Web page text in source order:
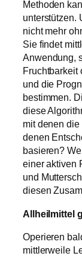
Methoden
unterstützen.
nicht mehr
Sie findet
Anwendung,
Fruchtbarkeit
und die
bestimmen.
diese
mit denen die
denen
basieren?
einer aktiven
und
diesen
Allheilmittel
Operieren
mittlerweile